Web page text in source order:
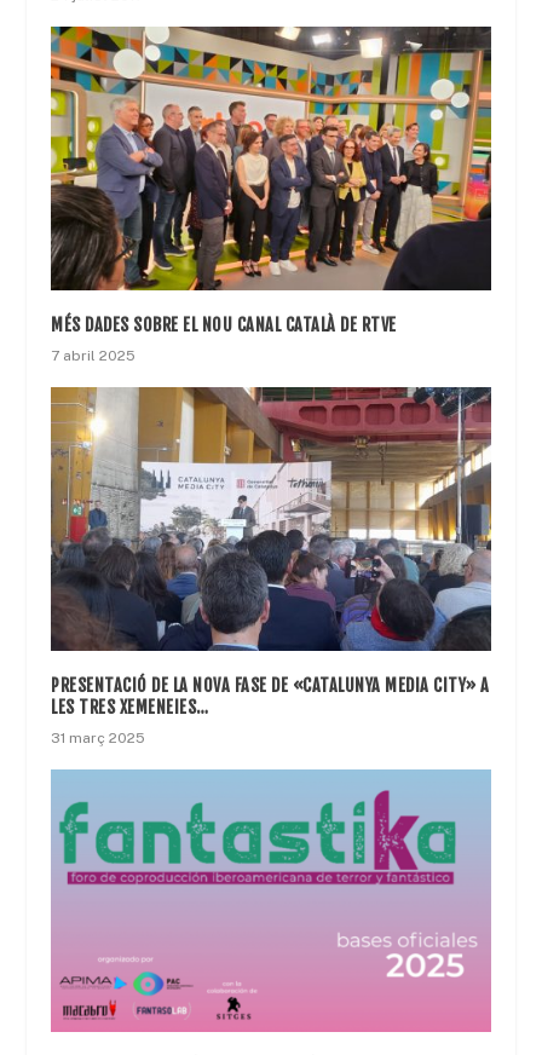
MÉS DADES SOBRE EL NOU CANAL CATALÀ DE RTVE
7 abril 2025
PRESENTACIÓ DE LA NOVA FASE DE «CATALUNYA MEDIA CITY» A
LES TRES XEMENEIES…
31 març 2025